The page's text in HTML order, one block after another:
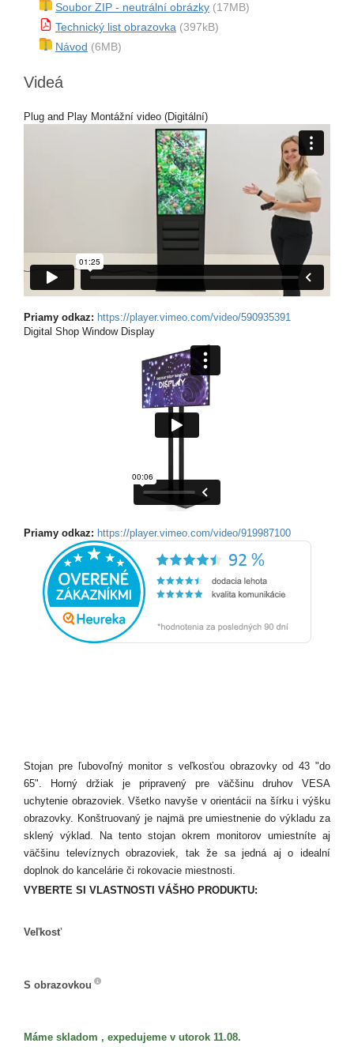
Soubor ZIP - neutrální obrázky (17MB)
Technický list obrazovka (397kB)
Návod (6MB)
Videá
Plug and Play Montážní video (Digitální)
Priamy odkaz: https://player.vimeo.com/video/590935391
Digital Shop Window Display
Priamy odkaz: https://player.vimeo.com/video/919987100
Stojan pre ľubovoľný monitor s veľkosťou obrazovky od 43 "do
65". Horný držiak je pripravený pre väčšinu druhov VESA
uchytenie obrazoviek. Všetko navyše v orientácii na šírku i výšku
obrazovky. Konštruovaný je najmä pre umiestnenie do výkladu za
sklený výklad. Na tento stojan okrem monitorov umiestníte aj
väčšinu televíznych obrazoviek, tak že sa jedná aj o idealní
doplnok do kancelárie či rokovacie miestnosti.
VYBERTE SI VLASTNOSTI VÁŠHO PRODUKTU:
Veľkosť
S obrazovkou
Máme skladom , expedujeme v utorok 11.08.